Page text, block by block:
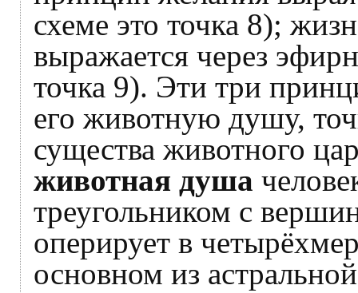
схеме это точка 8);
выражается через
точка 9). Эти три
его животную душу,
существа животного
животная душа
треугольником с
оперирует в
основном из